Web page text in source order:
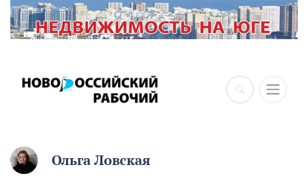
×
Ольга Ловская